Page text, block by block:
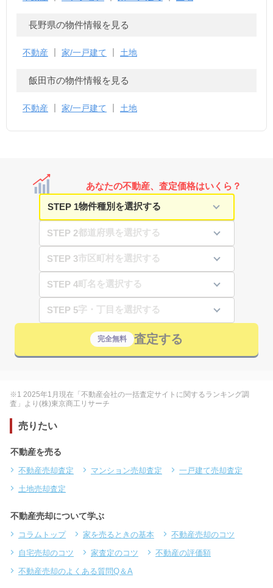
長野県の物件情報を見る
不動産 家/一戸建て 土地
飯田市の物件情報を見る
不動産 家/一戸建て 土地
あなたの不動産、査定価格はいくら？
STEP 1
STEP 2
STEP 3
STEP 4
STEP 5
完全無料 査定する
※1 2025年1月現在「不動産会社の一括査定サイトに関するランキング調
査」より(株)東京商工リサーチ
売りたい
不動産を売る
不動産売却査定 マンション売却査定
一戸建て売却査定
土地売却査定
不動産売却について学ぶ
コラムトップ 家を売るときの基本
不動産売却のコツ
自宅売却のコツ
家査定のコツ
不動産の評価額
不動産売却のよくある質問Q＆A